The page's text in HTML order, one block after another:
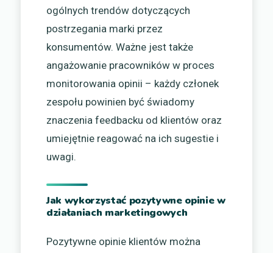
ogólnych trendów dotyczących
postrzegania marki przez
konsumentów. Ważne jest także
angażowanie pracowników w proces
monitorowania opinii – każdy członek
zespołu powinien być świadomy
znaczenia feedbacku od klientów oraz
umiejętnie reagować na ich sugestie i
uwagi.
Jak wykorzystać pozytywne opinie w
działaniach marketingowych
Pozytywne opinie klientów można